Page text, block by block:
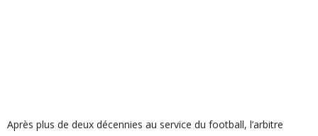
Après plus de deux décennies au service du football, l’arbitre